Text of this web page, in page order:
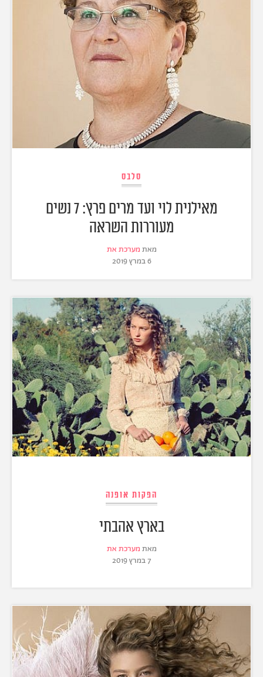
סלבס
מאילנית לוי ועד מרים פרץ: 7 נשים
מעוררות השראה
מאת מערכת את
6 במרץ 2019
הפקות אופנה
בארץ אהבתי
מאת מערכת את
7 במרץ 2019